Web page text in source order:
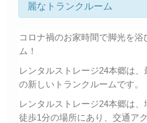
麗なトランクルーム
コロナ禍のお家時間で脚光を
ム！
レンタルストレージ24本郷は
の新しいトランクルームです。
レンタルストレージ24本郷は
徒歩1分の場所にあり、交通ア